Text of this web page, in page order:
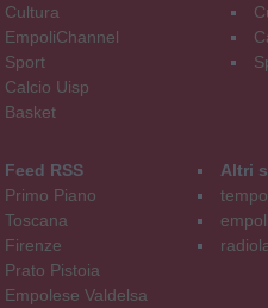
Cultura
EmpoliChannel
Sport
Calcio Uisp
Basket
Feed RSS
Primo Piano
Toscana
Firenze
Prato Pistoia
Empolese Valdelsa
Altri